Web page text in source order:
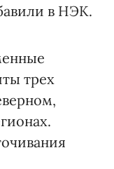
в НЭК.
трех